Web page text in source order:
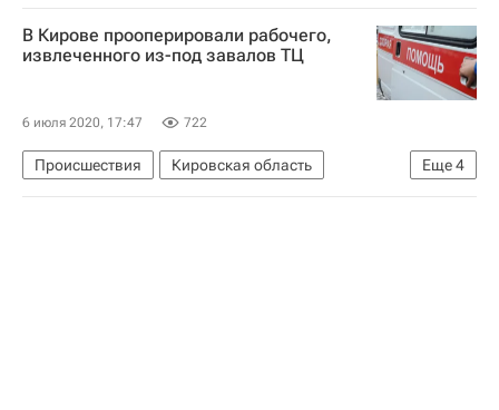
Ипотека
Россия
В Кирове прооперировали рабочего,
извлеченного из-под завалов ТЦ
6 июля 2020, 17:47 722
Еще4
Происшествия
Кировская область
Коммерческая недвижимость